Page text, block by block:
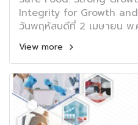
Integrity for Growth
วันพฤหัสบดีที่ 2 เมษายน พ.
แกรนด์ ทวารวดี นครปฐม จ.
View more